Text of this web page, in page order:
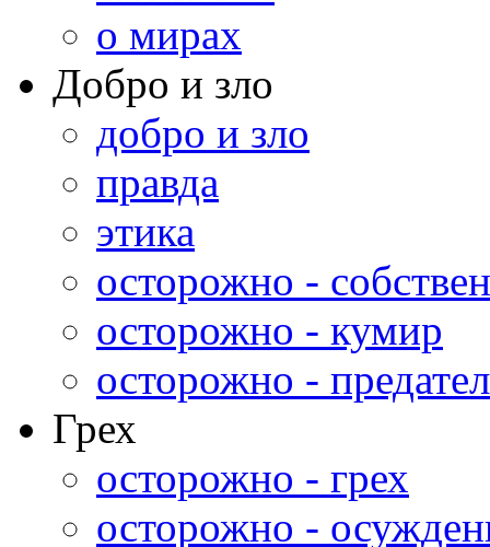
о мирах
Добро и зло
добро и зло
правда
этика
осторожно -
осторожно - кумир
осторожно -
Грех
осторожно - грех
осторожно -